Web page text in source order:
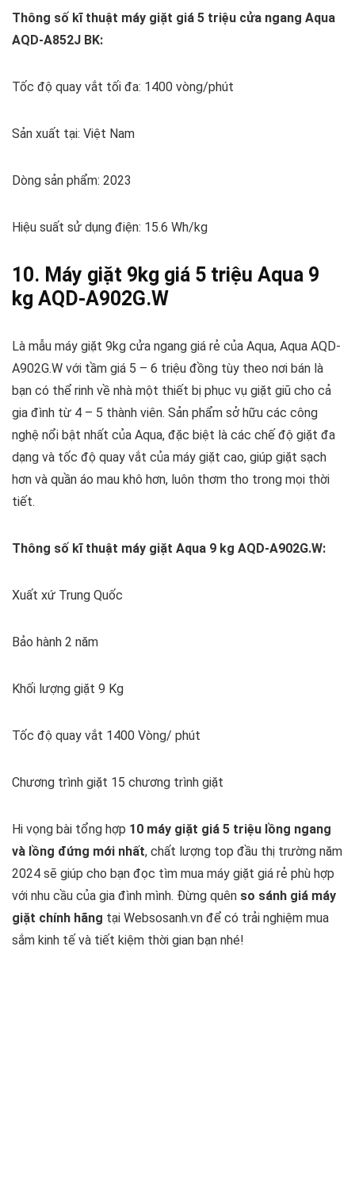
Thông số kĩ thuật máy giặt giá 5 triệu cửa ngang Aqua
AQD-A852J BK:
Tốc độ quay vắt tối đa: 1400 vòng/phút
Sản xuất tại: Việt Nam
Dòng sản phẩm: 2023
Hiệu suất sử dụng điện: 15.6 Wh/kg
10. Máy giặt 9kg giá 5 triệu Aqua 9
kg AQD-A902G.W
Là mẫu máy giặt 9kg cửa ngang giá rẻ của Aqua, Aqua AQD-
A902G.W với tầm giá 5 – 6 triệu đồng tùy theo nơi bán là
bạn có thể rinh về nhà một thiết bị phục vụ giặt giũ cho cả
gia đình từ 4 – 5 thành viên. Sản phẩm sở hữu các công
nghệ nổi bật nhất của Aqua, đặc biệt là các chế độ giặt đa
dạng và tốc độ quay vắt của máy giặt cao, giúp giặt sạch
hơn và quần áo mau khô hơn, luôn thơm tho trong mọi thời
tiết.
Thông số kĩ thuật máy giặt Aqua 9 kg AQD-A902G.W:
Xuất xứ Trung Quốc
Bảo hành 2 năm
Khối lượng giặt 9 Kg
Tốc độ quay vắt 1400 Vòng/ phút
Chương trình giặt 15 chương trình giặt
Hi vọng bài tổng hợp 10 máy giặt giá 5 triệu lồng ngang
và lồng đứng mới nhất, chất lượng top đầu thị trường năm
2024 sẽ giúp cho bạn đọc tìm mua máy giặt giá rẻ phù hợp
với nhu cầu của gia đình mình. Đừng quên so sánh giá máy
giặt chính hãng tại Websosanh.vn để có trải nghiệm mua
sắm kinh tế và tiết kiệm thời gian bạn nhé!